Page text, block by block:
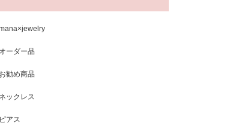
オーダー品
お勧め商品
ネックレス
ピアス